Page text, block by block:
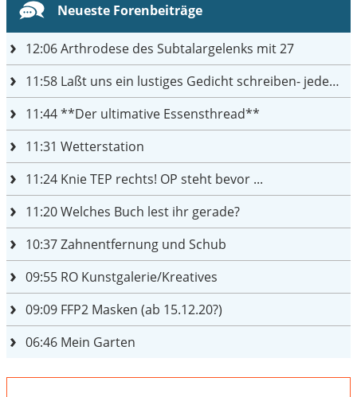
Neueste Forenbeiträge
12:06Arthrodese des Subtalargelenks mit 27
11:58 Laßt uns ein lustiges Gedicht schreiben- jeder einen Satz
11:44**Der ultimative Essensthread**
11:31 Wetterstation
11:24 Knie TEP rechts! OP steht bevor ...
11:20Welches Buch lest ihr gerade?
10:37Zahnentfernung und Schub
09:55 RO Kunstgalerie/Kreatives
09:09 FFP2 Masken (ab 15.12.20?)
06:46 Mein Garten